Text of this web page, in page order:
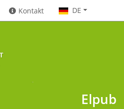
Kontakt DE
Elpub